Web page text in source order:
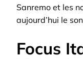
Sanremo et les
aujourd’hui le
Focus